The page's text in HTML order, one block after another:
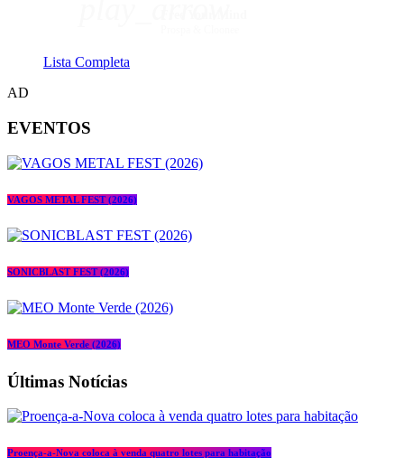
Lista Completa
AD
EVENTOS
VAGOS METAL FEST (2026)
SONICBLAST FEST (2026)
MEO Monte Verde (2026)
Últimas Notícias
Proença-a-Nova coloca à venda quatro lotes para habitação